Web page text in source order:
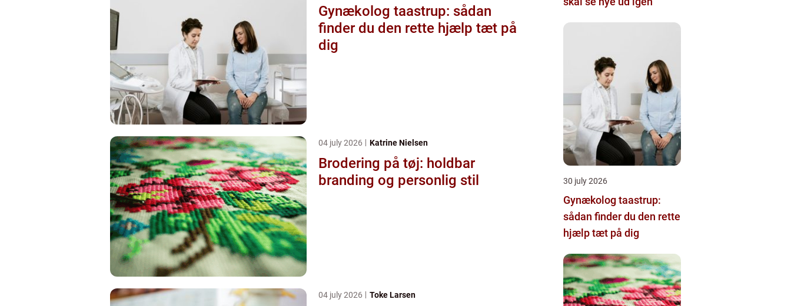
Gynækolog taastrup: sådan
finder du den rette hjælp tæt på
dig
04 july 2026 Katrine Nielsen
Brodering på tøj: holdbar
branding og personlig stil
04 july 2026 Toke Larsen
30 july 2026
Gynækolog taastrup:
sådan finder du den rette
hjælp tæt på dig